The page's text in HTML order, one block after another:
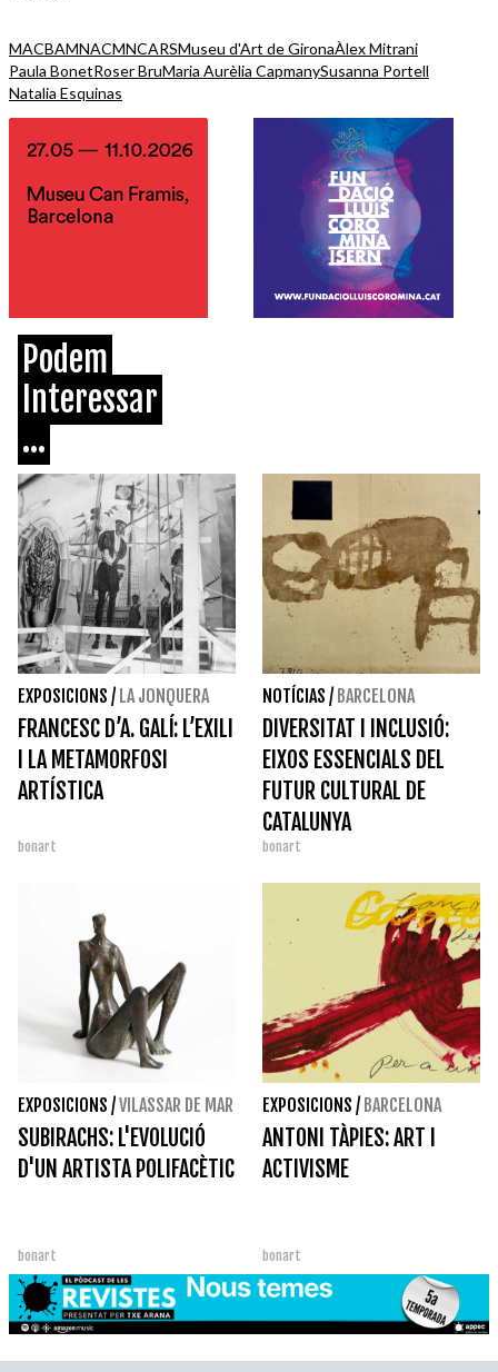
MACBAMNACMNCARSMuseu d'Art de GironaÀlex Mitrani
Paula BonetRoser BruMaria Aurèlia CapmanySusanna Portell
Natalia Esquinas
Podem
Interessar
...
EXPOSICIONS / LA JONQUERA
FRANCESC D’A. GALÍ: L’EXILI
I LA METAMORFOSI
ARTÍSTICA
bonart
NOTÍCIAS / BARCELONA
DIVERSITAT I INCLUSIÓ:
EIXOS ESSENCIALS DEL
FUTUR CULTURAL DE
CATALUNYA
bonart
EXPOSICIONS /VILASSAR DE MAR
SUBIRACHS: L'EVOLUCIÓ
D'UN ARTISTA POLIFACÈTIC
bonart
EXPOSICIONS / BARCELONA
ANTONI TÀPIES: ART I
ACTIVISME
bonart